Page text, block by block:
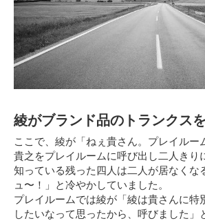
綾がブランド品のトランクス
ここで、綾が 「ねぇ貴さん。プレイルー
貴之をプレイルームに呼び出し二人きり
知っている残った四人は二人が居なくな
ュ〜！」と冷やかしていました。
プレイルームでは綾が「綾は貴さんに特
したいなって思ったから、呼びました」